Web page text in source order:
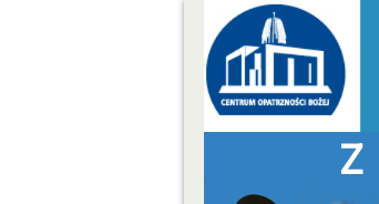
Z MARYJĄ I